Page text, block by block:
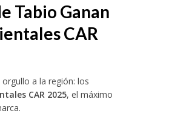
Tabio Ganan
CAR
a la región: los
CAR 2025, el máximo